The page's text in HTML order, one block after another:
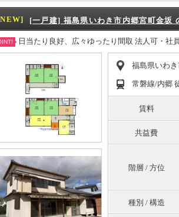
[一戸建] 福島県いわき市内郷宮町金坂
日当たり良好、広々ゆったり間取 法人可・社
福島県いわ
常磐線/内郷
賃料
共益費
階層 / 方位
種別 / 構造